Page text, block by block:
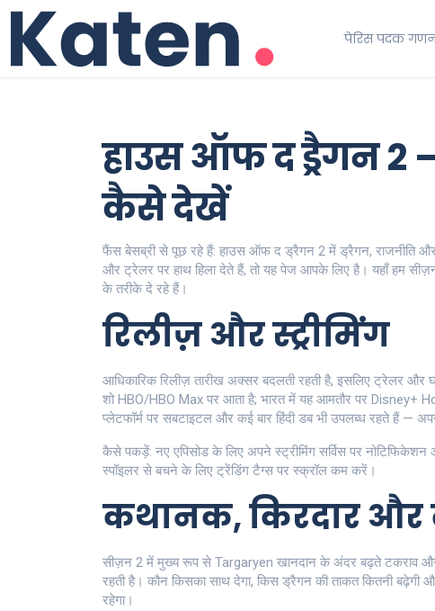
पेरिस पदक
हाउस ऑफ द ड्रैगन 2
कैसे देखें
फैंस बेसब्री से पूछ रहे हैं: हाउस ऑफ द ड्रैगन 2 में ड्रैगन, राजनीति और
और ट्रेलर पर हाथ हिला देते हैं, तो यह पेज आपके लिए है। यहाँ हम
के तरीके दे रहे हैं।
रिलीज़ और स्ट्रीमिंग
आधिकारिक रिलीज़ तारीख अक्सर बदलती रहती है, इसलिए ट्रेलर और
शो HBO/HBO Max पर आता है; भारत में यह आमतौर पर Disney+
प्लेटफॉर्म पर सबटाइटल और कई बार हिंदी डब भी उपलब्ध रहते हैं —
कैसे पकड़ें: नए एपिसोड के लिए अपने स्ट्रीमिंग सर्विस पर
स्पॉइलर से बचने के लिए ट्रेंडिंग टैग्स पर स्क्रॉल कम करें।
कथानक, किरदार और
सीज़न 2 में मुख्य रूप से Targaryen खानदान के अंदर बढ़ते टकराव
रहती है। कौन किसका साथ देगा, किस ड्रैगन की ताकत कितनी बढ़ेगी
रहेगा।